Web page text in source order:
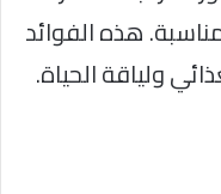
هذه الفوائد
ولياقة الحياة.